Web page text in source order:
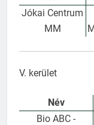
Jókai Centrum
MM
V. kerület
Név
Bio ABC -